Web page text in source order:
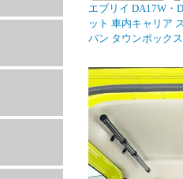
エブリイ DA17W・
ット 車内キャリア
バン タウンボックス